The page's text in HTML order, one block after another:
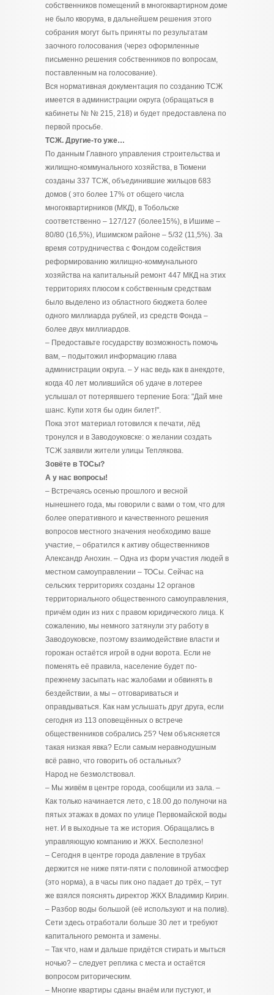
собственников помещений в многоквартирном доме
не было кворума, в дальнейшем решения этого
собрания могут быть приняты по результатам
заочного голосования (через оформленные
письменно решения собственников по вопросам,
поставленным на голосование).
Вся нормативная документация по созданию ТСЖ
имеется в администрации округа (обращаться в
кабинеты № № 215, 218) и будет предоставлена по
первой просьбе.
ТСЖ. Другие-то уже…
По данным Главного управления строительства и
жилищно-коммунального хозяйства, в Тюмени
созданы 337 ТСЖ, объединившие жильцов 683
домов ( это более 17% от общего числа
многоквартирников (МКД), в Тобольске
соответственно – 127/127 (более15%), в Ишиме –
80/80 (16,5%), Ишимском районе – 5/32 (11,5%). За
время сотрудничества с Фондом содействия
реформированию жилищно-коммунального
хозяйства на капитальный ремонт 447 МКД на этих
территориях плюсом к собственным средствам
было выделено из областного бюджета более
одного миллиарда рублей, из средств Фонда –
более двух миллиардов.
– Предоставьте государству возможность помочь
вам, – подытожил информацию глава
администрации округа. – У нас ведь как в анекдоте,
когда 40 лет молившийся об удаче в лотерее
услышал от потерявшего терпение Бога: "Дай мне
шанс. Купи хотя бы один билет!".
Пока этот материал готовился к печати, лёд
тронулся и в Заводоуковске: о желании создать
ТСЖ заявили жители улицы Теплякова.
Зовёте в ТОСы?
А у нас вопросы!
– Встречаясь осенью прошлого и весной
нынешнего года, мы говорили с вами о том, что для
более оперативного и качественного решения
вопросов местного значения необходимо ваше
участие, – обратился к активу общественников
Александр Анохин. – Одна из форм участия людей в
местном самоуправлении – ТОСы. Сейчас на
сельских территориях созданы 12 органов
территориального общественного самоуправления,
причём один из них с правом юридического лица. К
сожалению, мы немного затянули эту работу в
Заводоуковске, поэтому взаимодействие власти и
горожан остаётся игрой в одни ворота. Если не
поменять её правила, население будет по-
прежнему засыпать нас жалобами и обвинять в
бездействии, а мы – отговариваться и
оправдываться. Как нам услышать друг друга, если
сегодня из 113 оповещённых о встрече
общественников собрались 25? Чем объясняется
такая низкая явка? Если самым неравнодушным
всё равно, что говорить об остальных?
Народ не безмолствовал.
– Мы живём в центре города, сообщили из зала. –
Как только начинается лето, с 18.00 до полуночи на
пятых этажах в домах по улице Первомайской воды
нет. И в выходные та же история. Обращались в
управляющую компанию и ЖКХ. Бесполезно!
– Сегодня в центре города давление в трубах
держится не ниже пяти-пяти с половиной атмосфер
(это норма), а в часы пик оно падает до трёх, – тут
же взялся пояснять директор ЖКХ Владимир Кирин.
– Разбор воды большой (её используют и на полив).
Сети здесь отработали больше 30 лет и требуют
капитального ремонта и замены.
– Так что, нам и дальше придётся стирать и мыться
ночью? – следует реплика с места и остаётся
вопросом риторическим.
– Многие квартиры сданы внаём или пустуют, и